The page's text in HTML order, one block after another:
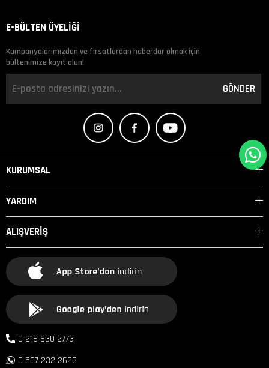
E-BÜLTEN ÜYELİĞİ
Kampanyalarımızdan ve fırsatlardan haberdar olmak için
bültenimize kayıt olun!
GÖNDER
KURUMSAL
YARDIM
ALIŞVERİŞ
0 216 630 2773
0 537 232 2623